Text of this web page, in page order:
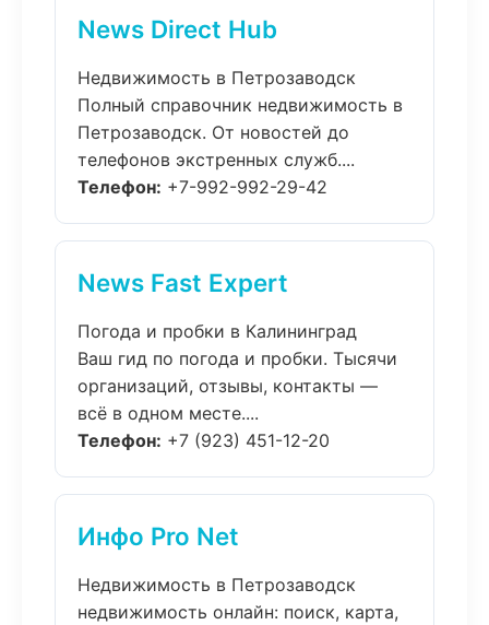
News Direct Hub
Недвижимость в Петрозаводск
Полный справочник недвижимость в
Петрозаводск. От новостей до
телефонов экстренных служб....
Телефон: +7-992-992-29-42
News Fast Expert
Погода и пробки в Калининград
Ваш гид по погода и пробки. Тысячи
организаций, отзывы, контакты —
всё в одном месте....
Телефон: +7 (923) 451-12-20
Инфо Pro Net
Недвижимость в Петрозаводск
недвижимость онлайн: поиск, карта,